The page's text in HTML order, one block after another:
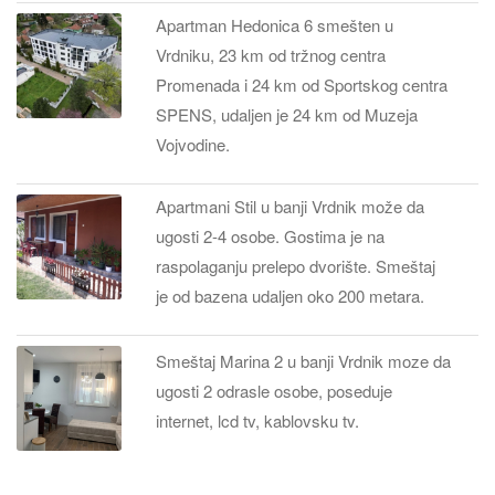
Apartman Hedonica 6 smešten u
Vrdniku, 23 km od tržnog centra
Promenada i 24 km od Sportskog centra
SPENS, udaljen je 24 km od Muzeja
Vojvodine.
Apartmani Stil u banji Vrdnik može da
ugosti 2-4 osobe. Gostima je na
raspolaganju prelepo dvorište. Smeštaj
je od bazena udaljen oko 200 metara.
Smeštaj Marina 2 u banji Vrdnik moze da
ugosti 2 odrasle osobe, poseduje
internet, lcd tv, kablovsku tv.